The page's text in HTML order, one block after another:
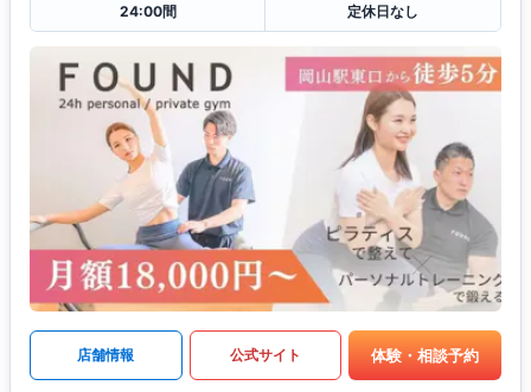
24:00間
定休日なし
店舗情報 公式サイト 体験・相談予約